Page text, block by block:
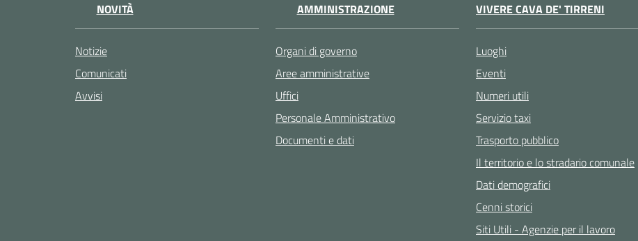
NOVITÀ
Notizie
Comunicati
Avvisi
AMMINISTRAZIONE
Organi di governo
Aree amministrative
Uffici
Personale Amministrativo
Documenti e dati
VIVERE CAVA DE' TIRRENI
Luoghi
Eventi
Numeri utili
Servizio taxi
Trasporto pubblico
Il territorio e lo stradario comunale
Dati demografici
Cenni storici
Siti Utili - Agenzie per il lavoro